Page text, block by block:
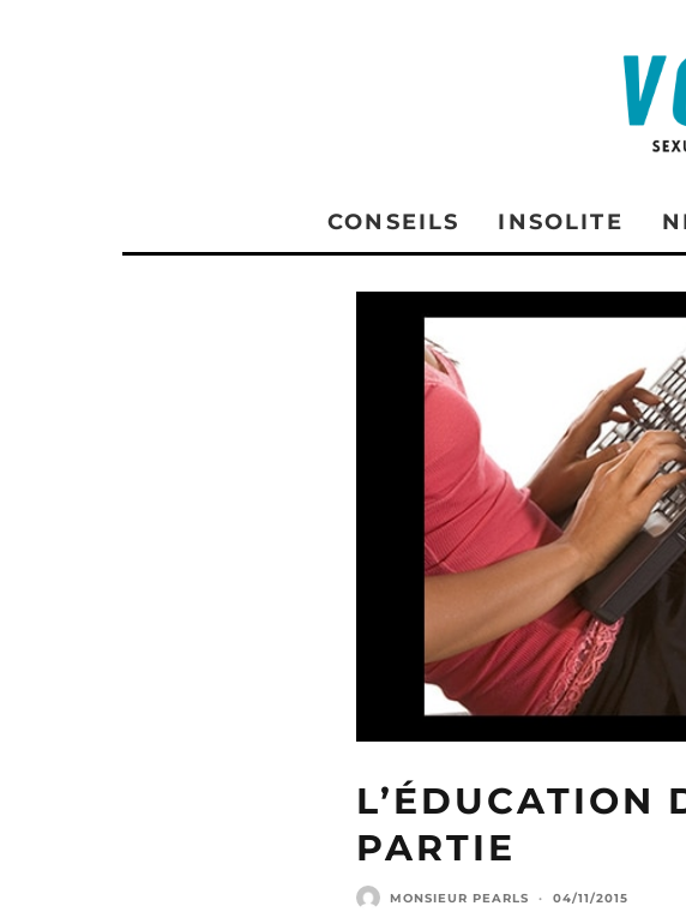
CONSEILS INSOLITE
L’ÉDUCATION
PARTIE
MONSIEUR PEARLS · 04/11/2015